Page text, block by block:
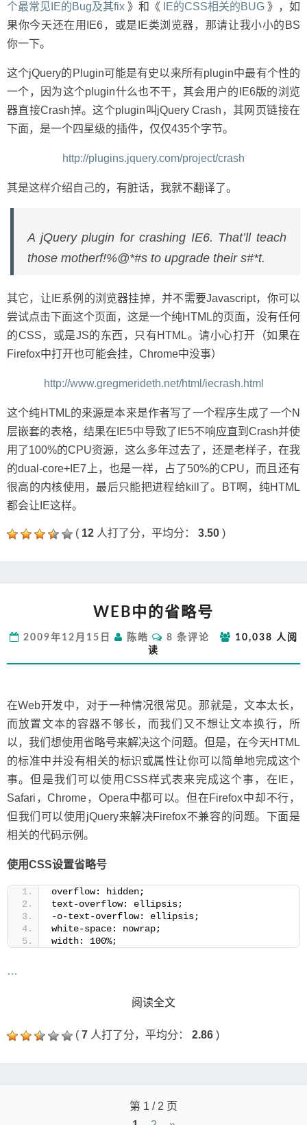
个最常见IE的Bug及其fix 》和《 IE的CSS相关的BUG 》，如
果你今天还在用IE6，或是IE类浏览器，那请让我小小的BS
你一下。
这个jQuery的Plugin可能是有史以来所有plugin中最有个性的
一个，因为这个plugin什么也不干，其会用户的IE6版的浏览
器直接Crash掉。这个plugin叫jQuery Crash，其网页链接在
下面，是一个四星级的插件，仅仅435个字节。
http://plugins.jquery.com/project/crash
其是这样介绍自己的，有脏话，我就不翻译了。
A jQuery plugin for crashing IE6. That’ll teach
those motherf!%@*#s to upgrade their s#*t.
其它，让IE系例的浏览器挂掉，并不需要Javascript，你可以
尝试点击下面这个页面，这是一个纯HTML的页面，没有任何
的CSS，或是JS的东西，只有HTML。请小心打开（如果在
Firefox中打开也可能会挂，Chrome中没事）
http://www.gregmerideth.net/html/iecrash.html
这个纯HTML的来源是本来是作者写了一个程序生成了一个N
层嵌套的表格，结果在IE5中导致了IE5不响应直到Crash并使
用了100%的CPU资源，这么多年过去了，还是老样子，在我
的dual-core+IE7上，也是一样，占了50%的CPU，而且还有
很高的内核使用，最后只能把进程给kill了。BT啊，纯HTML
都会让IE这样。
( 12 人打了分，平均分： 3.50 )
中
省
略
WEB中的省略号
2009年12月15日 陈皓
评
8 条评论
10,038 人阅
读
在Web开发中，对于一种情况很常见。那就是，文本太长，
而放置文本的容器不够长，而我们又不想让文本换行，所
以，我们想使用省略号来解决这个问题。但是，在今天HTML
的标准中并没有相关的标识或属性让你可以简单地完成这个
事。但是我们可以使用CSS样式表来完成这个事，在IE，
Safari，Chrome，Opera中都可以。但在Firefox中却不行，
但我们可以使用jQuery来解决Firefox不兼容的问题。下面是
相关的代码示例。
使用CSS设置省略号
overflow: hidden;
text-overflow: ellipsis;
-o-text-overflow: ellipsis;
white-space: nowrap;
width: 100%;
…
阅读全文READ MORE
( 7 人打了分，平均分： 2.86 )
第 1 / 2 页